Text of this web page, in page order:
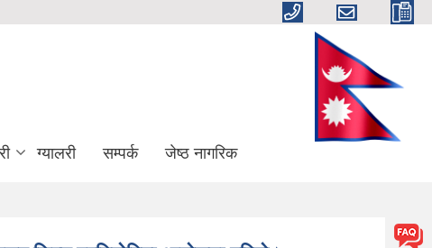
ग्यालरी सम्पर्क जेष्ठ नागरिक